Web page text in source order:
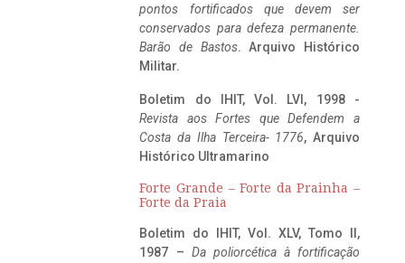
pontos fortificados que devem ser
conservados para defeza permanente.
Barão de Bastos. Arquivo Histórico
Militar.
Boletim do IHIT, Vol. LVI, 1998 -
Revista aos Fortes que Defendem a
Costa da Ilha Terceira- 1776, Arquivo
Histórico Ultramarino
Forte Grande – Forte da Prainha –
Forte da Praia
Boletim do IHIT, Vol. XLV, Tomo II,
1987 – Da poliorcética à fortificação